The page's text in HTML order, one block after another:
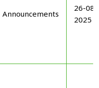
Announcements
26-08-
2025